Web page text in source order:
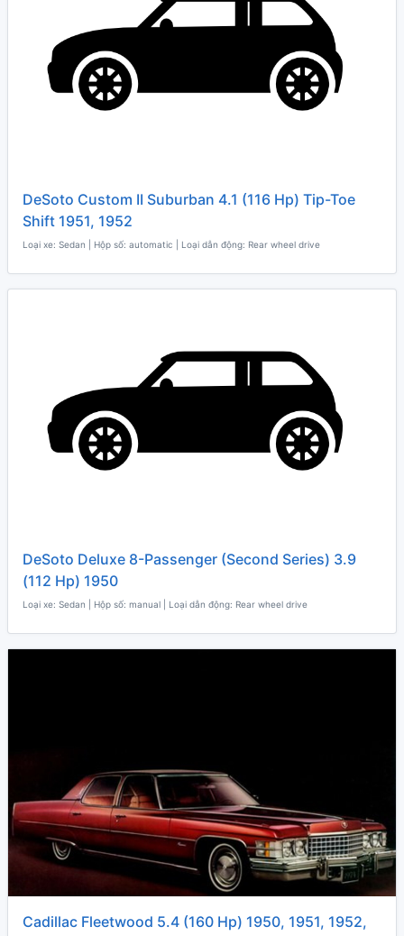
DeSoto Custom II Suburban 4.1 (116 Hp) Tip-Toe
Shift 1951, 1952
Loại xe: Sedan | Hộp số: automatic | Loại dẫn động: Rear wheel drive
DeSoto Deluxe 8-Passenger (Second Series) 3.9
(112 Hp) 1950
Loại xe: Sedan | Hộp số: manual | Loại dẫn động: Rear wheel drive
Cadillac Fleetwood 5.4 (160 Hp) 1950, 1951, 1952,